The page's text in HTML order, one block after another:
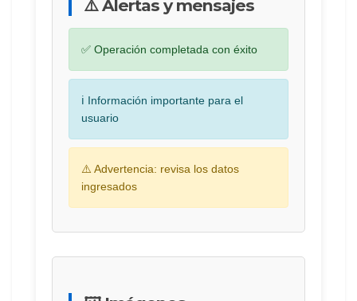
⚠️ Alertas y mensajes
✅ Operación completada con éxito
ℹ️ Información importante para el
usuario
⚠️ Advertencia: revisa los datos
ingresados